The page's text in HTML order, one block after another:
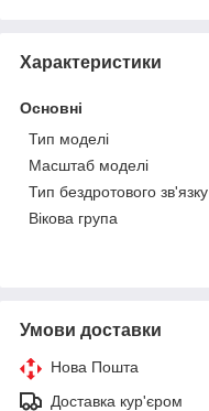
Характеристики
Основні
Тип моделі
Масштаб моделі
Тип бездротового зв'язку
Вікова група
Умови доставки
Нова Пошта
Доставка кур'єром